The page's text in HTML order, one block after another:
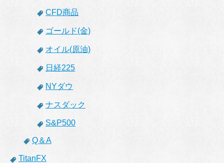
CFD商品
ゴールド(金)
オイル(原油)
日経225
NYダウ
ナスダック
S&P500
Q＆A
TitanFX